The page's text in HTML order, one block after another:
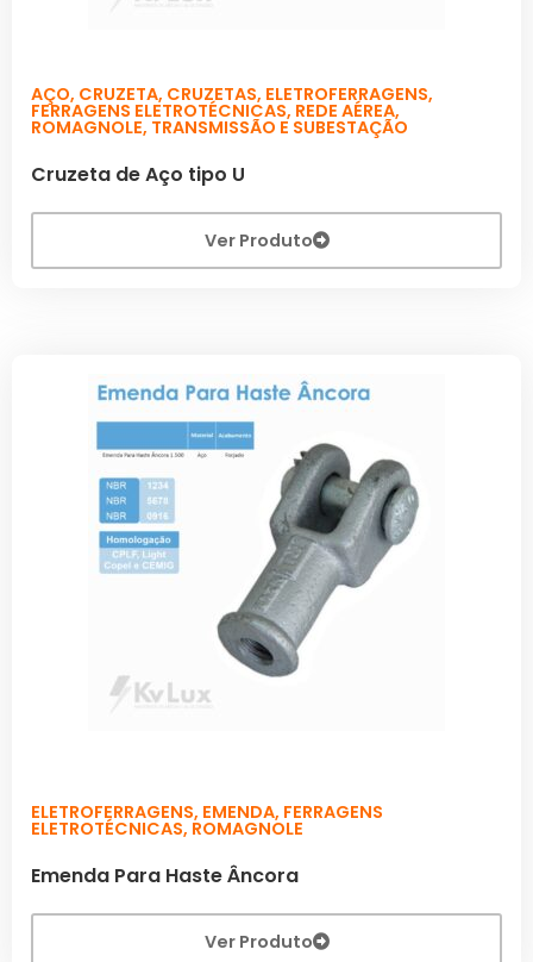
AÇO, CRUZETA, CRUZETAS, ELETROFERRAGENS,
FERRAGENS ELETROTÉCNICAS, REDE AÉREA,
ROMAGNOLE, TRANSMISSÃO E SUBESTAÇÃO
Cruzeta de Aço tipo U
Ver Produto
ELETROFERRAGENS, EMENDA, FERRAGENS
ELETROTÉCNICAS, ROMAGNOLE
Emenda Para Haste Âncora
Ver Produto